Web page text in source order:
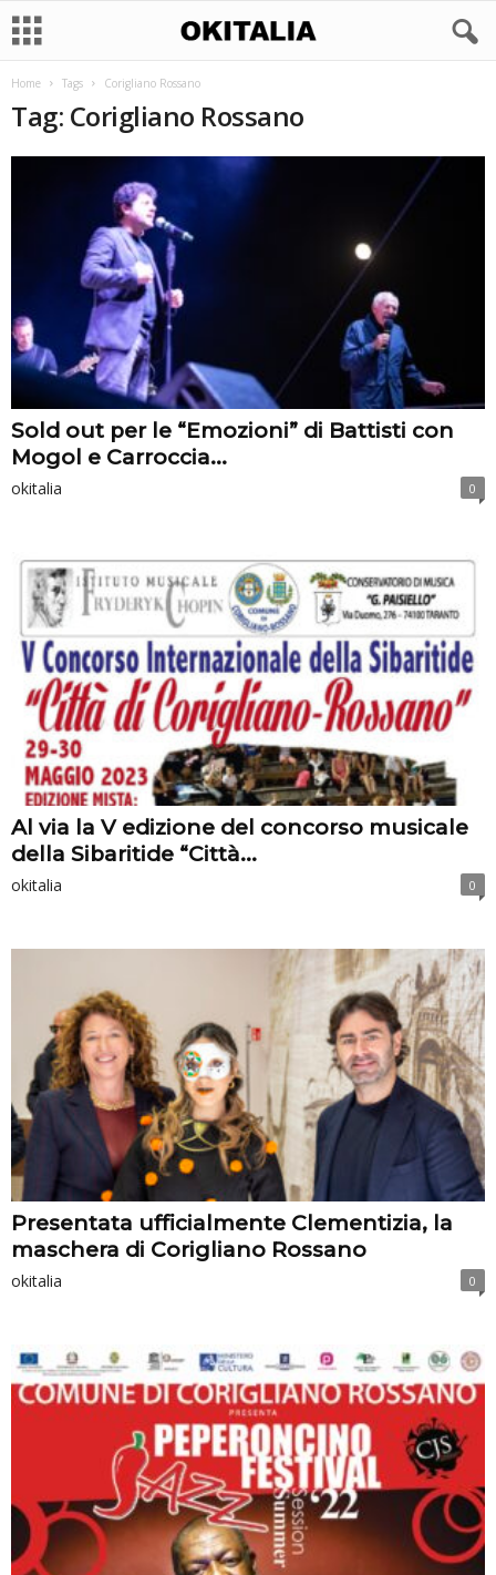
Home Tags Corigliano Rossano
Tag: Corigliano Rossano
Sold out per le “Emozioni” di Battisti con
Mogol e Carroccia...
okitalia 0
Al via la V edizione del concorso musicale
della Sibaritide “Città...
okitalia 0
Presentata ufficialmente Clementizia, la
maschera di Corigliano Rossano
okitalia 0